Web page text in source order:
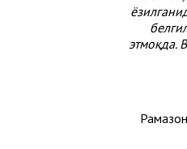
этмоқда.